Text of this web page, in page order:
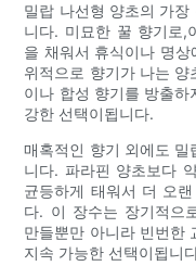
밀랍 나선형 양초의 가
니다. 미묘한 꿀 향기로,
을 채워서 휴식이나 명
위적으로 향기가 나는
이나 합성 향기를 방출
강한 선택이됩니다.
매혹적인 향기 외에도
니다. 파라핀 양초보다
균등하게 태워서 더 오
다. 이 장수는 장기적으
만들뿐만 아니라 빈번한
지속 가능한 선택이됩니